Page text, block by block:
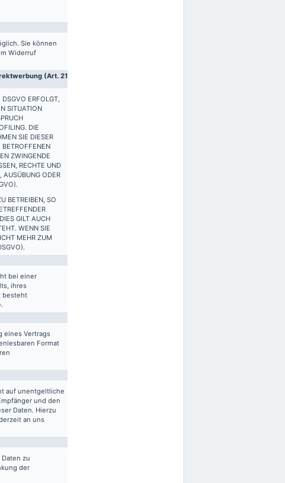
Sie können
Widerruf
(Art. 21
ERFOLGT,
SITUATION
DIE
SIE DIESER
BETROFFENEN
ZWINGENDE
RECHTE UND
AUSÜBUNG ODER
BETREIBEN, SO
GILT AUCH
WENN SIE
MEHR ZUM
bei einer
ihres
besteht
eines Vertrags
Format
auf unentgeltliche
und den
Daten. Hierzu
an uns
zu
der